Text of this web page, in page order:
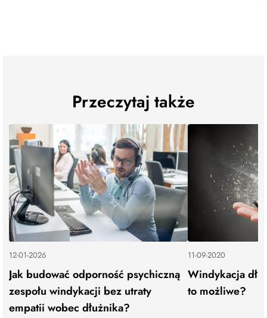
Przeczytaj także
12-01-2026
Jak budować odporność psychiczną
zespołu windykacji bez utraty
empatii wobec dłużnika?
11-09-2020
Windykacja
to możliwe?